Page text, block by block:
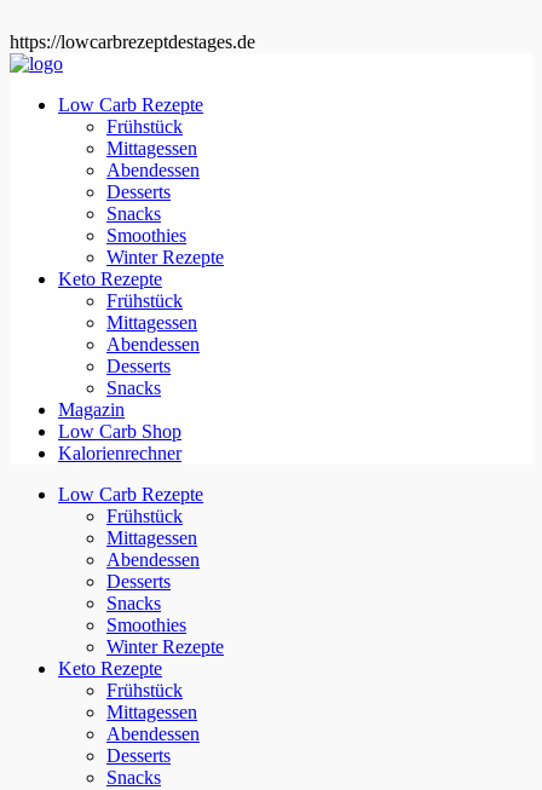
https://lowcarbrezeptdestages.de
Low Carb Rezepte
Frühstück
Mittagessen
Abendessen
Desserts
Snacks
Smoothies
Winter Rezepte
Keto Rezepte
Frühstück
Mittagessen
Abendessen
Desserts
Snacks
Magazin
Low Carb Shop
Kalorienrechner
Low Carb Rezepte
Frühstück
Mittagessen
Abendessen
Desserts
Snacks
Smoothies
Winter Rezepte
Keto Rezepte
Frühstück
Mittagessen
Abendessen
Desserts
Snacks